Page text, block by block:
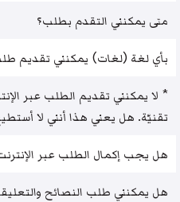
متى يمكنني التقدم بطلب؟
بأي لغة (لغات) يمكنني تقديم
* لا يمكنني تقديم الطلب عبر
تقنيّة. هل يعني هذا أنني لا
هل يجب إكمال الطلب عبر
هل يمكنني طلب النصائح